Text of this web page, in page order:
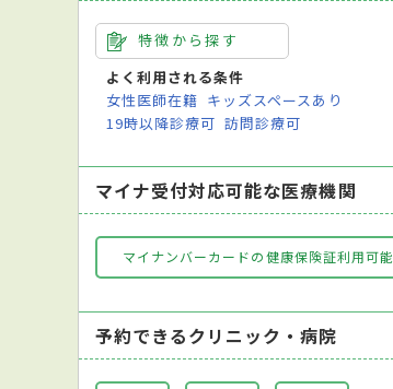
特徴から探す
よく利用される条件
女性医師在籍 キッズスペースあり
19時以降診療可 訪問診療可
マイナ受付対応可能な医療機関
マイナンバーカードの健康保険証利用可能
予約できるクリニック・病院